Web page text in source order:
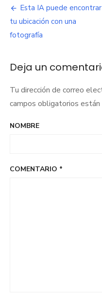
Navegación
de
Esta IA puede encontrar
tu ubicación con una
fotografía
Deja un
Tu dirección de correo
campos obligatorios están
NOMBRE
COMENTARIO *